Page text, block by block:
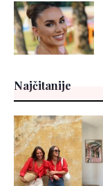
Najčitanije